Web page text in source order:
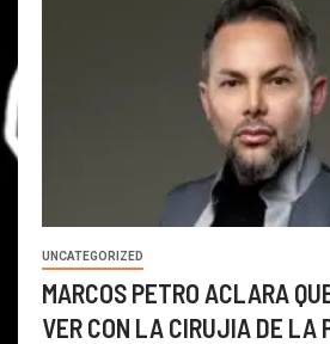
UNCATEGORIZED
MARCOS PETRO ACLARA
VER CON LA CIRUJIA DE LA